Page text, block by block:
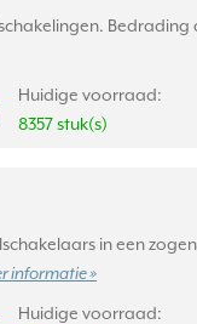
Huidige voorraad:
8357 stuk(s)
in een
informatie »
Huidige voorraad: